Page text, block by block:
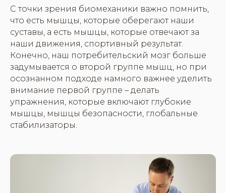
С точки зрения биомеханики важно помнить,
что есть мышцы, которые оберегают наши
суставы, а есть мышцы, которые отвечают за
наши движения, спортивный результат.
Конечно, наш потребительский мозг больше
задумывается о второй группе мышц, но при
осознанном подходе намного важнее уделить
внимание первой группе – делать
упражнения, которые включают глубокие
мышцы, мышцы безопасности, глобальные
стабилизаторы.